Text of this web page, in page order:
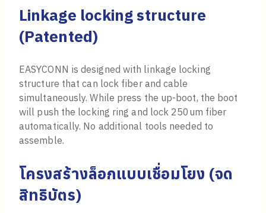
Linkage locking structure
(Patented)
EASYCONN is designed with linkage locking
structure that can lock fiber and cable
simultaneously. While press the up-boot, the boot
will push the locking ring and lock 250um fiber
automatically. No additional tools needed to
assemble.
โครงสร้างล็อกแบบเชื่อมโยง (จด
สิทธิบัตร)